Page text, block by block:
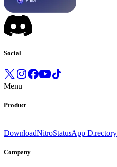
Social
Menu
Product
DownloadNitroStatusApp Directory
Company